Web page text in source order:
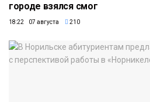
городе взялся смог
18:22 07 августа 210